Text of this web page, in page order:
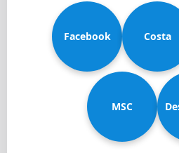
Facebook Costa
Diadema
MSC